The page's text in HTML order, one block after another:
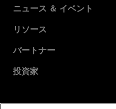
AMD について
企業責任
キャリア
お問い合わせ
ニュース ＆ イベント
ニュースルーム
メディア ライブラリ
リソース
デベロッパー セントラル
ケース スタディ
パートナー
AMD パートナー ハブ
投資家
財務情報